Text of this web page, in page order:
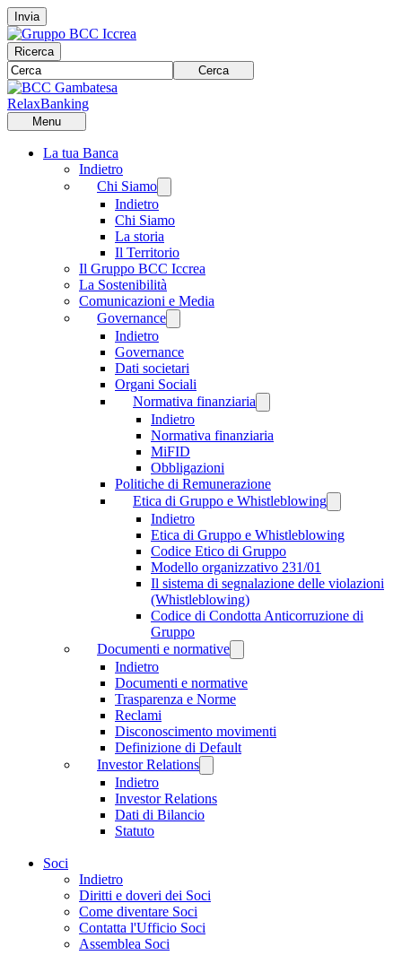
Invia
Ricerca
Cerca
RelaxBanking
Menu
La tua Banca
Indietro
Chi Siamo
Indietro
Chi Siamo
La storia
Il Territorio
Il Gruppo BCC Iccrea
La Sostenibilità
Comunicazioni e Media
Governance
Indietro
Governance
Dati societari
Organi Sociali
Normativa finanziaria
Indietro
Normativa finanziaria
MiFID
Obbligazioni
Politiche di Remunerazione
Etica di Gruppo e Whistleblowing
Indietro
Etica di Gruppo e Whistleblowing
Codice Etico di Gruppo
Modello organizzativo 231/01
Il sistema di segnalazione delle violazioni
(Whistleblowing)
Codice di Condotta Anticorruzione di
Gruppo
Documenti e normative
Indietro
Documenti e normative
Trasparenza e Norme
Reclami
Disconoscimento movimenti
Definizione di Default
Investor Relations
Indietro
Investor Relations
Dati di Bilancio
Statuto
Soci
Indietro
Diritti e doveri dei Soci
Come diventare Soci
Contatta l'Ufficio Soci
Assemblea Soci